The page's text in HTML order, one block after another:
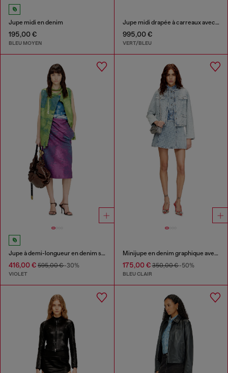
Jupe midi en denim
195,00 €
BLEU MOYEN
Jupe midi drapée à carreaux avec finition dentelle
995,00 €
VERT/BLEU
Jupe à demi-longueur en denim satin coloré
416,00 € 595,00 €-30%
VIOLET
Minijupe en denim graphique avec cristaux
175,00 €350,00 €-50%
BLEU CLAIR